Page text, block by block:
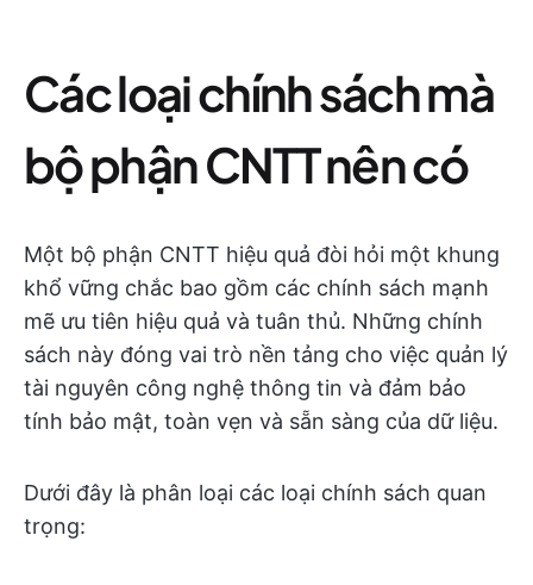
Các loại chính sách mà
bộ phận CNTT nên có
Một bộ phận CNTT hiệu quả đòi hỏi một khung
khổ vững chắc bao gồm các chính sách mạnh
mẽ ưu tiên hiệu quả và tuân thủ. Những chính
sách này đóng vai trò nền tảng cho việc quản lý
tài nguyên công nghệ thông tin và đảm bảo
tính bảo mật, toàn vẹn và sẵn sàng của dữ liệu.
Dưới đây là phân loại các loại chính sách quan
trọng: